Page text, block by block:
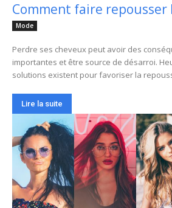
Comment faire repousser
Mode
Perdre ses cheveux peut avoir des
importantes et être source de désarroi.
solutions existent pour favoriser la
Lire la suite